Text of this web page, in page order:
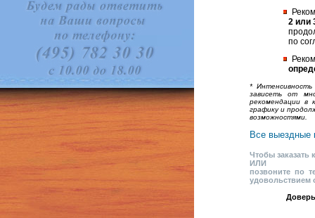
2 или
по
*
зависеть от
рекомендации в
графику и
возможностями.
Все выездные
Чтобы заказать
ИЛИ
позвоните по
удовольствием